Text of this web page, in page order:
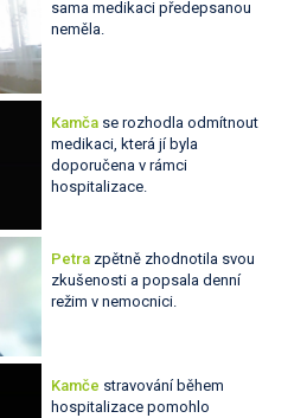
sama medikaci předepsanou
neměla.
Kamčase rozhodla odmítnout
medikaci, která jí byla
doporučena v rámci
hospitalizace.
Petra zpětně zhodnotila svou
zkušenosti a popsala denní
režim v nemocnici.
Kamče stravování během
hospitalizace pomohlo